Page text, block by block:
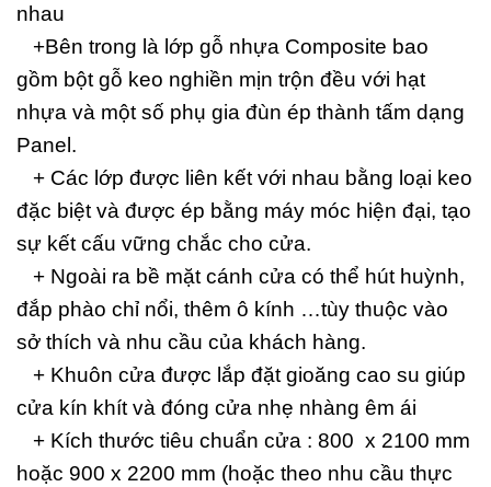
nhau
+Bên trong là lớp gỗ nhựa Composite bao
gồm bột gỗ keo nghiền mịn trộn đều với hạt
nhựa và một số phụ gia đùn ép thành tấm dạng
Panel.
+ Các lớp được liên kết với nhau bằng loại keo
đặc biệt và được ép bằng máy móc hiện đại, tạo
sự kết cấu vững chắc cho cửa.
+ Ngoài ra bề mặt cánh cửa có thể hút huỳnh,
đắp phào chỉ nổi, thêm ô kính …tùy thuộc vào
sở thích và nhu cầu của khách hàng.
+ Khuôn cửa được lắp đặt gioăng cao su giúp
cửa kín khít và đóng cửa nhẹ nhàng êm ái
+ Kích thước tiêu chuẩn cửa : 800 x 2100 mm
hoặc 900 x 2200 mm (hoặc theo nhu cầu thực